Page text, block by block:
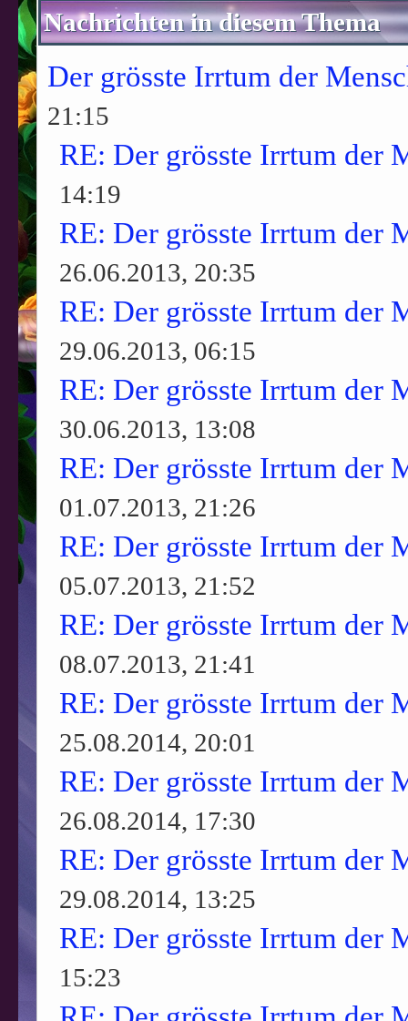
Nachrichten in diesem Thema
Der grösste Irrtum der
21:15
RE: Der grösste Irrtum der
14:19
RE: Der grösste Irrtum der
26.06.2013, 20:35
RE: Der grösste Irrtum der
29.06.2013, 06:15
RE: Der grösste Irrtum der
30.06.2013, 13:08
RE: Der grösste Irrtum der
01.07.2013, 21:26
RE: Der grösste Irrtum der
05.07.2013, 21:52
RE: Der grösste Irrtum der
08.07.2013, 21:41
RE: Der grösste Irrtum der
25.08.2014, 20:01
RE: Der grösste Irrtum der
26.08.2014, 17:30
RE: Der grösste Irrtum der
29.08.2014, 13:25
RE: Der grösste Irrtum der
15:23